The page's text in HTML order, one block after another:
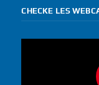
CHECKE LES